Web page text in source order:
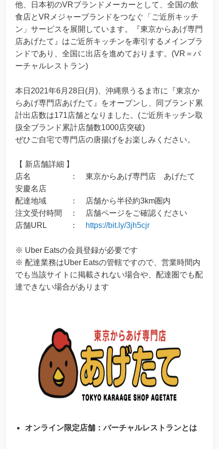
他、日本初のVRブランドメーカーとして、全国の飲
食店とVRメジャーブランドをつなぐ「ご近所キッチ
ン」サービスを展開しています。『東京からあげ専門
店あげたて』はご近所キッチンを牽引するメインブラ
ンドであり、全国に出店を進めております。(VR＝バ
ーチャルレストラン)
本日2021年6月28日(月)、沖縄県うるま市に『東京か
らあげ専門店あげたて』をオープンし、同ブランド累
計出店数は171店舗となりました。(ご近所キッチン取
扱全ブランド累計店舗数1000店突破)
ぜひご自宅で専門店の唐揚げをお楽しみください。
【 新店舗詳細 】
店名 ： 東京からあげ専門店 あげたて
安慶名店
配達地域 ： 店舗から半径約3km圏内
注文受付時間 ： 店舗ページをご確認ください
店舗URL ：
https://bit.ly/3jh5cjr
※ Uber Eatsの会員登録が必要です
※ 配達業務はUber Eatsの管轄ですので、営業時間内
でも当該サイトに掲載されない場合や、配達圏でも配
達できない場合があります
オンライン限定店舗：バーチャルレストランとは